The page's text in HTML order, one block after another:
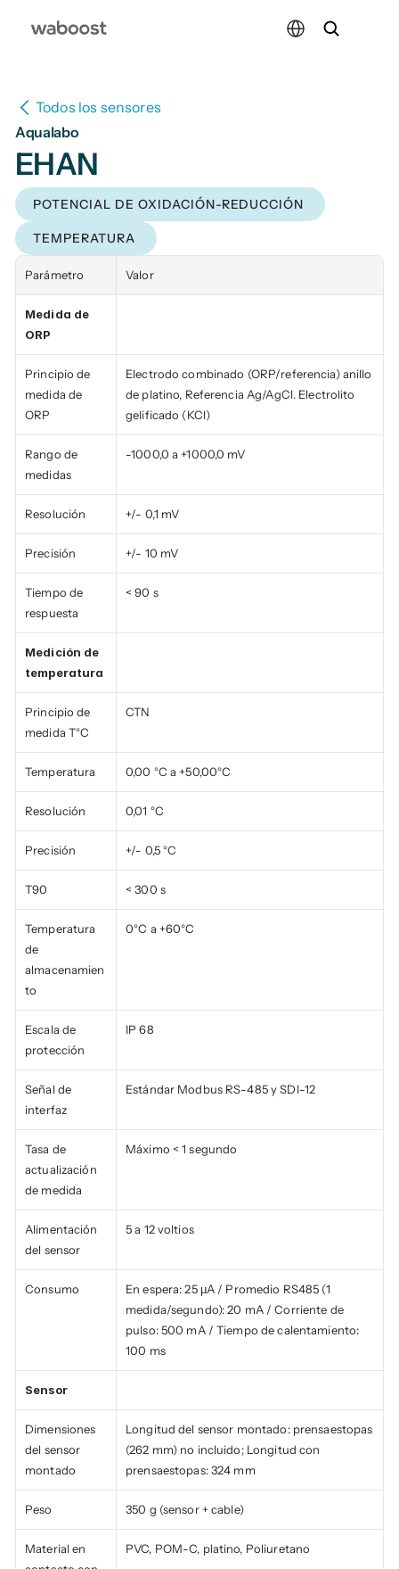
Todos los sensores
Aqualabo
EHAN
POTENCIAL DE OXIDACIÓN-REDUCCIÓN
TEMPERATURA
Parámetro Valor
Medida de
ORP
Principio de
medida de
ORP
Electrodo combinado (ORP/referencia) anillo
de platino, Referencia Ag/AgCl. Electrolito
gelificado (KCl)
Rango de
medidas
-1000,0 a +1000,0 mV
Resolución +/- 0,1 mV
Precisión +/- 10 mV
Tiempo de
respuesta
< 90 s
Medición de
temperatura
Principio de
medida T°C
CTN
Temperatura 0,00 °C a +50,00°C
Resolución 0,01 °C
Precisión +/- 0,5 °C
T90 < 300 s
Temperatura
de
almacenamien
to
0°C a +60°C
Escala de
protección
IP 68
Señal de
interfaz
Estándar Modbus RS-485 y SDI-12
Tasa de
actualización
de medida
Máximo < 1 segundo
Alimentación
del sensor
5 a 12 voltios
Consumo
En espera: 25 µA / Promedio RS485 (1
medida/segundo): 20 mA / Corriente de
pulso: 500 mA / Tiempo de calentamiento:
100 ms
Sensor
Dimensiones
del sensor
montado
Longitud del sensor montado: prensaestopas
(262 mm) no incluido; Longitud con
prensaestopas: 324 mm
Peso 350 g (sensor + cable)
Material en
PVC, POM-C, platino, Poliuretano